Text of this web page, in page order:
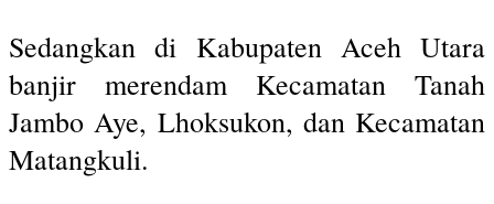
Sedangkan di Kabupaten Aceh Utara
banjir merendam Kecamatan Tanah
Jambo Aye, Lhoksukon, dan Kecamatan
Matangkuli.